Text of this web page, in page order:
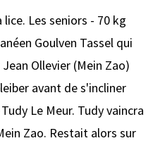
Les seniors - 70 kg
Goulven Tassel qui
Ollevier (Mein Zao)
avant de s'incliner
Le Meur. Tudy vaincra
Zao. Restait alors sur